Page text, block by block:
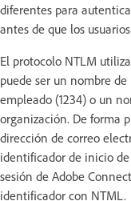
diferentes para
antes de que los
El protocolo NTLM
puede ser un nombre
empleado (1234) o un
organización. De forma
dirección de correo
identificador de inicio
sesión de Adobe
identificador con NTML.